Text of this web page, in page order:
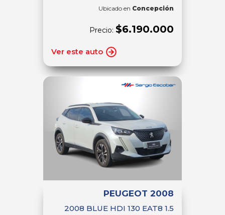
Ubicado en Concepción
Precio: $6.190.000
Ver este auto
PEUGEOT 2008
2008 BLUE HDI 130 EAT8 1.5